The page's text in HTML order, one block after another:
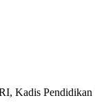
Kadis Pendidikan